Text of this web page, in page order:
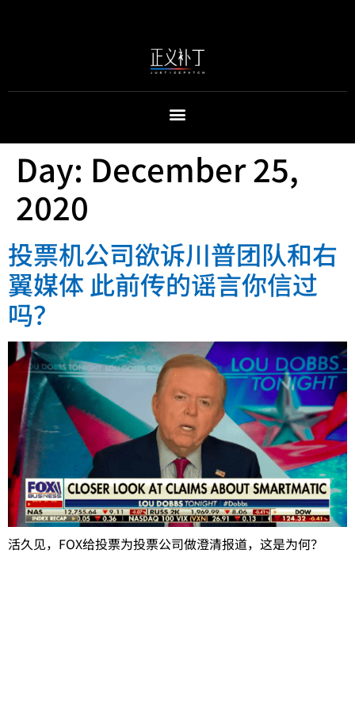
Day: December 25,
2020
投票机公司欲诉川普团队和右
翼媒体 此前传的谣言你信过
吗？
活久见，FOX给投票为投票公司做澄清报道，这是为何？